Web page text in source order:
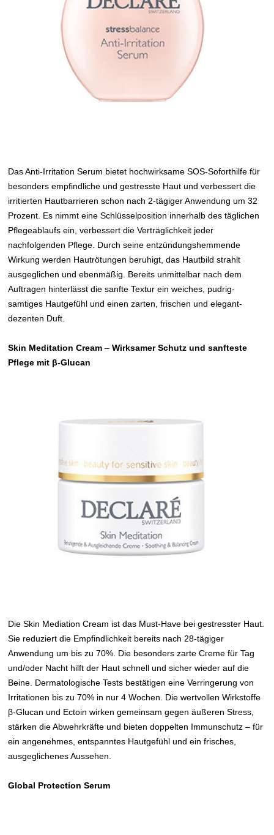
Das Anti-Irritation Serum bietet hochwirksame SOS-Soforthilfe für
besonders empfindliche und gestresste Haut und verbessert die
irritierten Hautbarrieren schon nach 2-tägiger Anwendung um 32
Prozent. Es nimmt eine Schlüsselposition innerhalb des täglichen
Pflegeablaufs ein, verbessert die Verträglichkeit jeder
nachfolgenden Pflege. Durch seine entzündungshemmende
Wirkung werden Hautrötungen beruhigt, das Hautbild strahlt
ausgeglichen und ebenmäßig. Bereits unmittelbar nach dem
Auftragen hinterlässt die sanfte Textur ein weiches, pudrig-
samtiges Hautgefühl und einen zarten, frischen und elegant-
dezenten Duft.
Skin Meditation Cream –Wirksamer Schutz und sanfteste
Pflege mit β-Glucan
Die Skin Mediation Cream ist das Must-Have bei gestresster Haut.
Sie reduziert die Empfindlichkeit bereits nach 28-tägiger
Anwendung um bis zu 70%. Die besonders zarte Creme für Tag
und/oder Nacht hilft der Haut schnell und sicher wieder auf die
Beine. Dermatologische Tests bestätigen eine Verringerung von
Irritationen bis zu 70% in nur 4 Wochen. Die wertvollen Wirkstoffe
β-Glucan und Ectoin wirken gemeinsam gegen äußeren Stress,
stärken die Abwehrkräfte und bieten doppelten Immunschutz – für
ein angenehmes, entspanntes Hautgefühl und ein frisches,
ausgeglichenes Aussehen.
Global Protection Serum